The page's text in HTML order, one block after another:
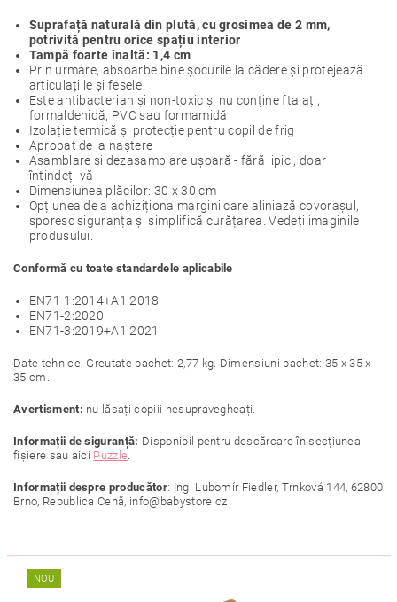
Suprafață naturală din plută, cu grosimea de 2 mm,
potrivită pentru orice spațiu interior
Tampă foarte înaltă: 1,4 cm
Prin urmare, absoarbe bine șocurile la cădere și protejează
articulațiile și fesele
Este antibacterian și non-toxic și nu conține ftalați,
formaldehidă, PVC sau formamidă
Izolație termică și protecție pentru copil de frig
Aprobat de la naștere
Asamblare și dezasamblare ușoară - fără lipici, doar
întindeți-vă
Dimensiunea plăcilor: 30 x 30 cm
Opțiunea de a achiziționa margini care aliniază covorașul,
sporesc siguranța și simplifică curățarea. Vedeți imaginile
produsului.
Conformă cu toate standardele aplicabile
EN71-1:2014+A1:2018
EN71-2:2020
EN71-3:2019+A1:2021
Date tehnice: Greutate pachet: 2,77 kg. Dimensiuni pachet: 35 x 35 x
35 cm.
Avertisment: nu lăsați copiii nesupravegheați.
Informații de siguranță: Disponibil pentru descărcare în secțiunea
fișiere sau aici Puzzle.
Informații despre producător: Ing. Lubomír Fiedler, Trnková 144, 62800
Brno, Republica Cehă, info@babystore.cz
NOU